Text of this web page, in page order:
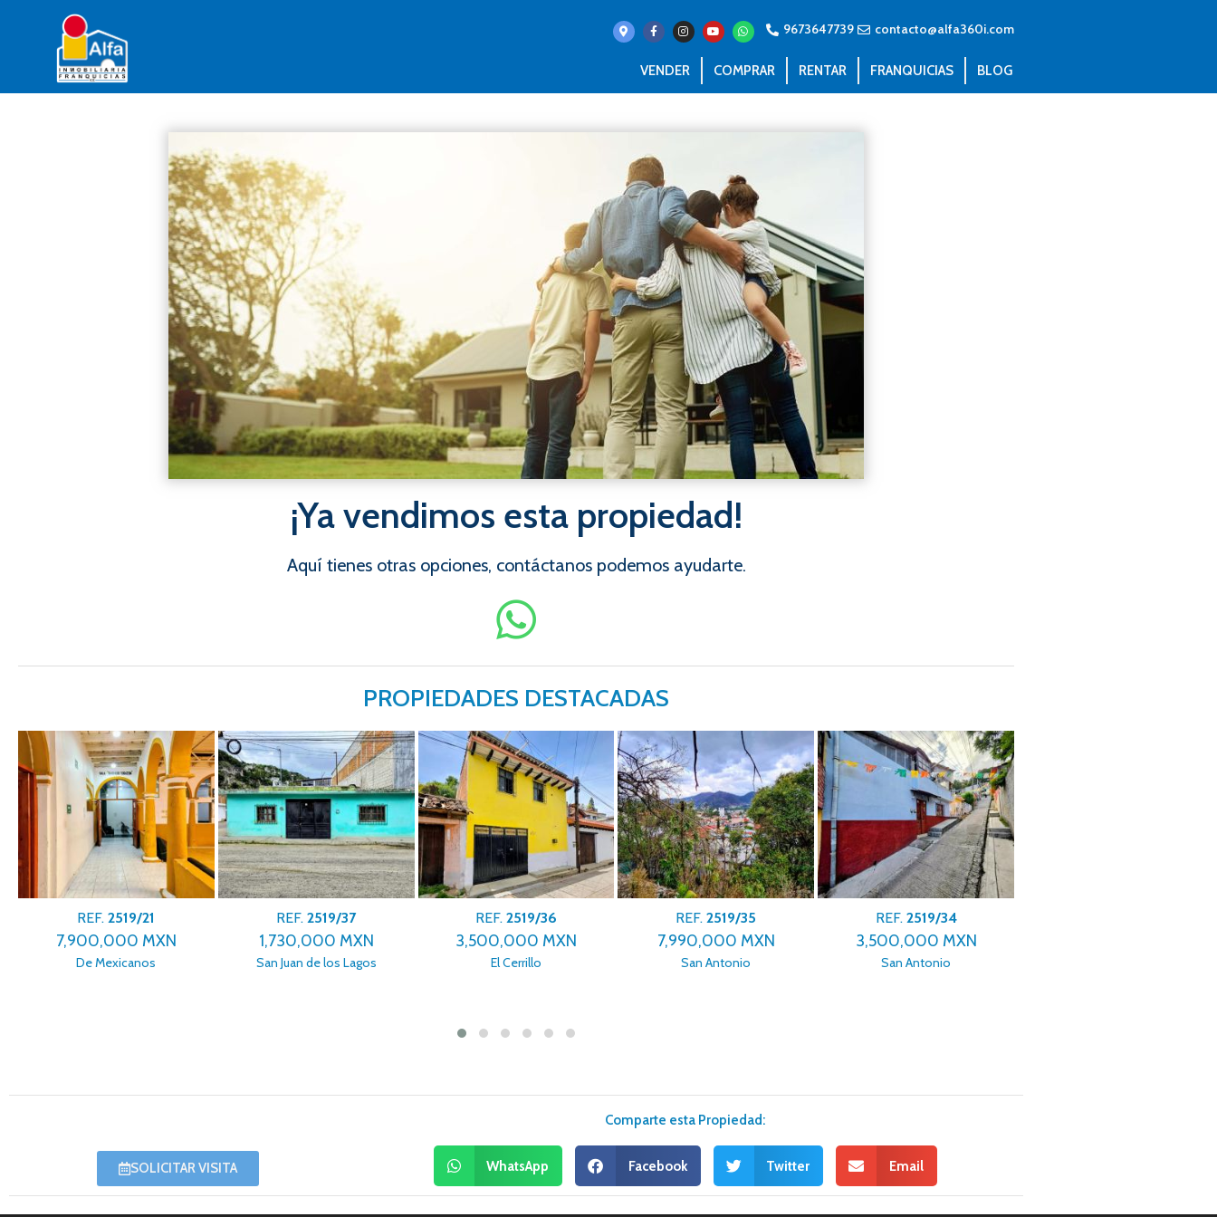
9673647739 contacto@alfa360i.com
VENDER COMPRAR RENTAR FRANQUICIAS BLOG
¡Ya vendimos esta propiedad!
Aquí tienes otras opciones, contáctanos podemos ayudarte.
PROPIEDADES DESTACADAS
REF.2519/21
7,900,000 MXN
De Mexicanos
REF.2519/37
1,730,000 MXN
San Juan de los Lagos
REF. 2519/36
3,500,000 MXN
El Cerrillo
REF.2519/35
7,990,000 MXN
San Antonio
REF. 2519/34
3,500,000 MXN
San Antonio
SOLICITAR VISITA
Comparte esta Propiedad:
WhatsApp Facebook Twitter Email